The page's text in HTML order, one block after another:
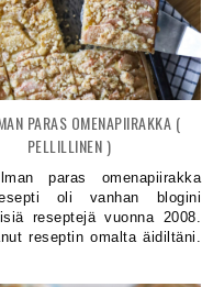
PARAS OMENAPIIRAKKA (
PELLILLINEN )
paras omenapiirakka
oli vanhan blogini
reseptejä vuonna 2008.
reseptin omalta äidiltäni.